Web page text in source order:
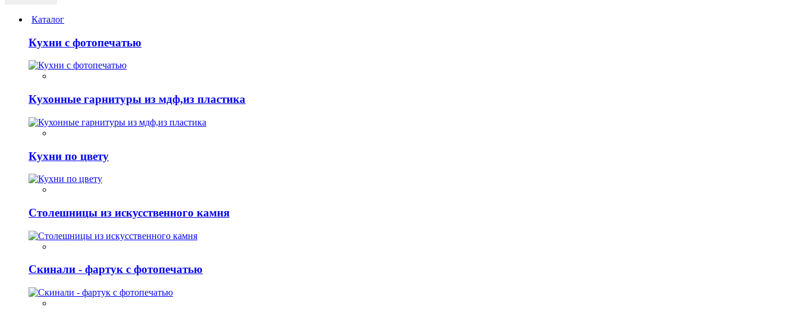
Каталог
Кухни с фотопечатью
Кухонные гарнитуры из мдф,из пластика
Кухни по цвету
Столешницы из искусственного камня
Скинали - фартук с фотопечатью